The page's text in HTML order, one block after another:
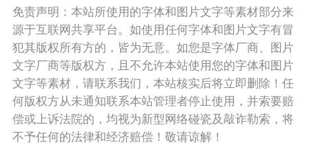
免责声明：本站所使用的字体和图片文字等素材部分来
源于互联网共享平台。如使用任何字体和图片文字有冒
犯其版权所有方的，皆为无意。如您是字体厂商、图片
文字厂商等版权方，且不允许本站使用您的字体和图片
文字等素材，请联系我们，本站核实后将立即删除！任
何版权方从未通知联系本站管理者停止使用，并索要赔
偿或上诉法院的，均视为新型网络碰瓷及敲诈勒索，将
不予任何的法律和经济赔偿！敬请谅解！